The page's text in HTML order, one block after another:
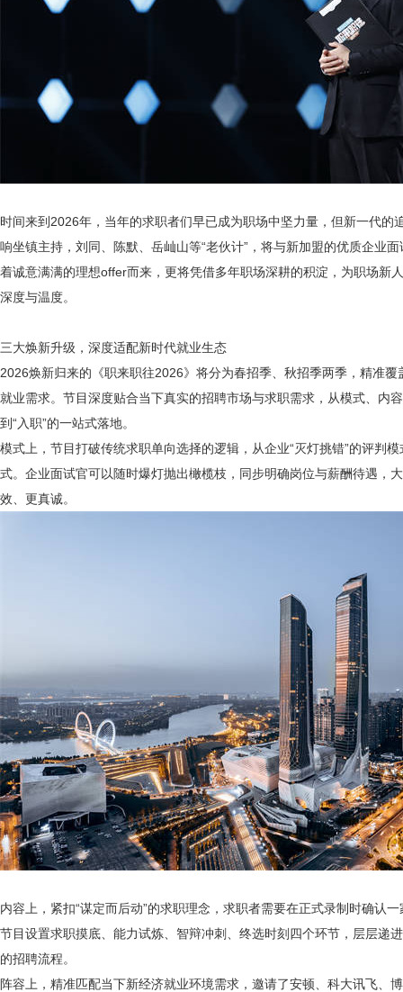
时间来到 2026年，当年的求职者们早已成为职场中坚力量，但新一代的
响坐镇主持，刘同、陈默、岳屾山等“老伙计”，将与新加盟的优质企业
着诚意满满的理想offer而来，更将凭借多年职场深耕的积淀，为职场新
深度与温度。
三大焕新升级 ， 深度适配新时代就业生态
2026焕新归来的《职来职往2026》将分为春招季、秋招季两季，精准覆
就业需求。节目深度贴合当下真实的招聘市场与求职需求，从模式、内
到“入职”的一站式落地。
模式上，节目打破传统求职单向选择的逻辑，从企业“灭灯挑错”的评判
式。企业面试官可以随时爆灯抛出橄榄枝，同步明确岗位与薪酬待遇，
效、更真诚。
内容上，紧扣“谋定而后动”的求职理念，求职者需要在正式录制时确认
节目设置求职摸底、能力试炼、智辩冲刺、终选时刻四个环节，层层递
的招聘流程。
阵容上，精准匹配当下新经济就业环境需求，邀请了安顿、科大讯飞、